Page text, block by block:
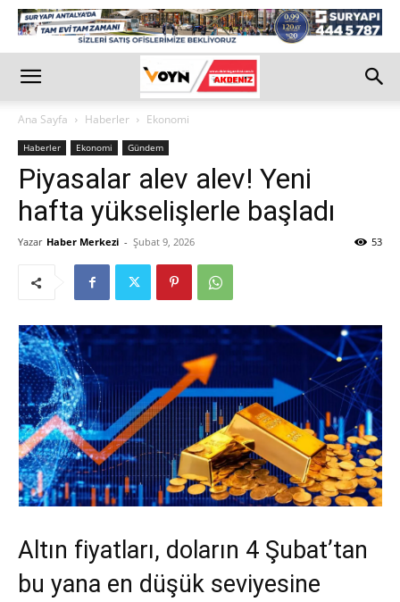
Ana Sayfa Haberler Ekonomi
Haberler Ekonomi Gündem
Piyasalar alev alev! Yeni
hafta yükselişlerle başladı
Yazar Haber Merkezi - Şubat 9, 2026 53
Altın fiyatları, doların 4 Şubat’tan
bu yana en düşük seviyesine